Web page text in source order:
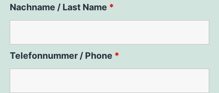
Nachname / Last Name *
Telefonnummer / Phone *